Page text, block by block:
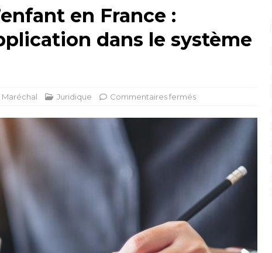
en France :
dans le système
Maréchal Juridique Commentaires fermés